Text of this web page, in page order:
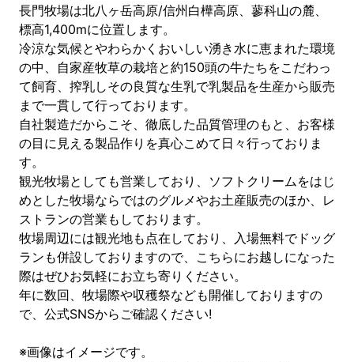
長門牧場は北八ヶ岳高原/信州白樺高原、蓼科山の麓、
標高1,400mに位置します。
冷涼な気候とやわらかくおいしい湧き水に恵まれた環境
の中、自家産牧草の栽培と約150頭の牛たちをこだわっ
て飼育、搾乳しその良質な生乳で乳製品を生産から販売
まで一貫して行っております。
自社製造だからこそ、徹底した品質管理のもと、お客様
の目に見える製品作りを真心こめて日々行っておりま
す。
観光牧場としても営業しており、ソフトクリームをはじ
めとした牧場ならではのグルメやお土産販売のほか、レ
ストランの営業もしております。
牧場周辺には観光地も点在しており、入場無料でドッグ
ランも併設しておりますので、こちらにお越しになった
際はぜひお気軽にお立ち寄りください。
年に数回、牧場際や収穫祭なども開催しておりますの
で、公式SNSからご確認ください!
※画像はイメージです。